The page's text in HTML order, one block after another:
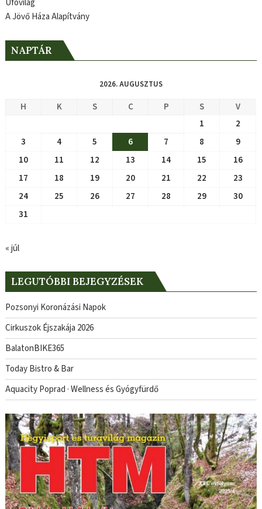
Ufóvilág
A Jövő Háza Alapítvány
NAPTÁR
2026. AUGUSZTUS
H K S C P S
V
1
2
3
4 5 6 7 8
9
10
11 12 13 14 15
16
17
18 19 20 21 22
23
24
25 26 27 28 29
30
31
« júl
LEGUTÓBBI BEJEGYZÉSEK
Pozsonyi Koronázási Napok
Cirkuszok Éjszakája 2026
BalatonBIKE365
Today Bistro & Bar
Aquacity Poprad · Wellness és Gyógyfürdő